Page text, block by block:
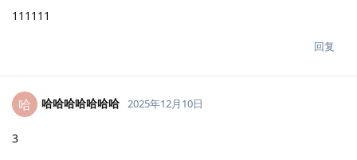
111111
回复
哈 哈哈哈哈哈哈哈 2025年12月10日
3